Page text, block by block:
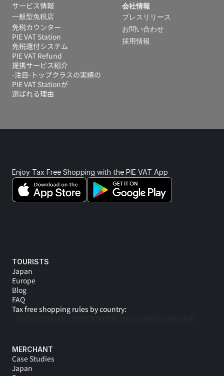
サービス情報
一般型免税店
免税カウンター
PIE VAT Station
免税還付システム
PIE VAT Refund
提携サービス紹介
-注目-トップクラスの実績の
PIE VAT Stationが
選ばれる理由
会社情報
プレスリリース
お問い合わせ
採用情報
Enjoy Tax Free Shopping with the PIE VAT App
TOURISTS
Japan
Europe
Blog
FAQ
Tax free shopping rules by country:
MERCHANT
Case Studies
Japan